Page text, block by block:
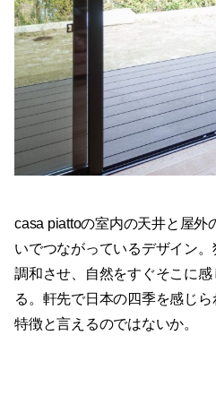
casa piattoの室内の天井と屋外
いでつながっているデザイン
調和させ、自然をすぐそこに
る。軒先で日本の四季を感じ
特徴と言えるのではないか。